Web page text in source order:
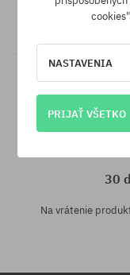
inom e-shope a s
30
Na vrátenie
NASTAVENIA
PRIJAŤ VŠETKO